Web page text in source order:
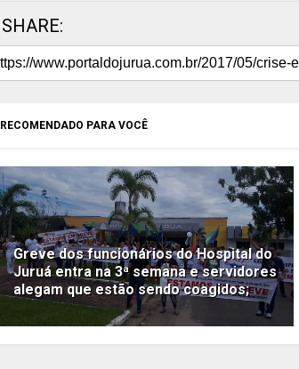
SHARE:
RECOMENDADO PARA VOCÊ
Greve dos funcionários do Hospital do
Juruá entra na 3ª semana e servidores
alegam que estão sendo coagidos;